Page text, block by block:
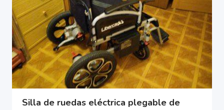
Silla de ruedas eléctrica plegable de